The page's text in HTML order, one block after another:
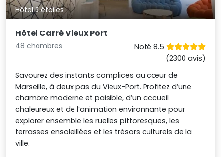
Hôtel 3 étoiles
Hôtel Carré Vieux Port
48 chambres
Noté 8.5
(2300 avis)
Savourez des instants complices au cœur de
Marseille, à deux pas du Vieux-Port. Profitez d’une
chambre moderne et paisible, d’un accueil
chaleureux et de l’animation environnante pour
explorer ensemble les ruelles pittoresques, les
terrasses ensoleillées et les trésors culturels de la
ville.